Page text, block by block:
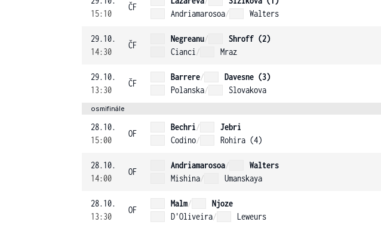
15:10
ČF
Andriamarosoa/ Walters
29.10.
14:30
ČF
Negreanu/
Shroff (2)
Cianci / Mraz
29.10.
13:30
ČF
Barrere/
Davesne (3)
Polanska/ Slovakova
osmifinále
28.10.
15:00
OF
Bechri/
Jebri
Codino/ Rohira (4)
28.10.
14:00
OF
Andriamarosoa/
Walters
Mishina/ Umanskaya
28.10.
13:30
OF
Malm/
Njoze
D'Oliveira/ Leweurs